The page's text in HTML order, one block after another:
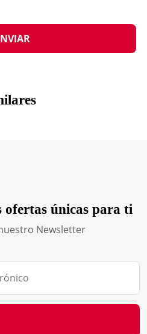
ofertas únicas para ti
Newsletter